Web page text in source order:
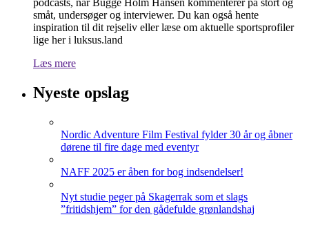
podcasts, når Bugge Holm Hansen kommenterer på stort og
småt, undersøger og interviewer. Du kan også hente
inspiration til dit rejseliv eller læse om aktuelle sportsprofiler
lige her i luksus.land
Læs mere
Nyeste opslag
Nordic Adventure Film Festival fylder 30 år og åbner
dørene til fire dage med eventyr
NAFF 2025 er åben for bog indsendelser!
Nyt studie peger på Skagerrak som et slags
”fritidshjem” for den gådefulde grønlandshaj